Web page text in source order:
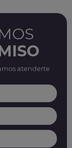
atenderte